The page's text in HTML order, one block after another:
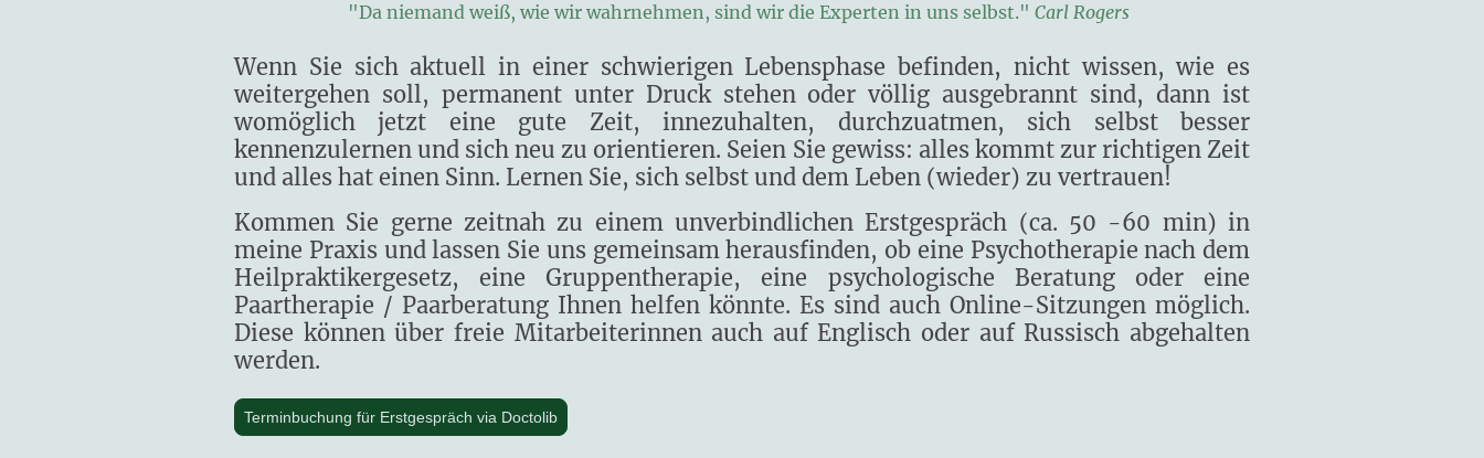
"Da niemand weiß, wie wir wahrnehmen, sind wir die Experten in uns selbst." Carl Rogers
Wenn Sie sich aktuell in einer schwierigen Lebensphase befinden, nicht wissen, wie es
weitergehen soll, permanent unter Druck stehen oder völlig ausgebrannt sind, dann ist
womöglich jetzt eine gute Zeit, innezuhalten, durchzuatmen, sich selbst besser
kennenzulernen und sich neu zu orientieren. Seien Sie gewiss: alles kommt zur richtigen Zeit
und alles hat einen Sinn. Lernen Sie, sich selbst und dem Leben (wieder) zu vertrauen!
Kommen Sie gerne zeitnah zu einem unverbindlichen Erstgespräch (ca. 50 -60 min) in
meine Praxis und lassen Sie uns gemeinsam herausfinden, ob eine Psychotherapie nach dem
Heilpraktikergesetz, eine Gruppentherapie, eine psychologische Beratung oder eine
Paartherapie / Paarberatung Ihnen helfen könnte. Es sind auch Online-Sitzungen möglich.
Diese können über freie Mitarbeiterinnen auch auf Englisch oder auf Russisch abgehalten
werden.
Terminbuchung für Erstgespräch via Doctolib